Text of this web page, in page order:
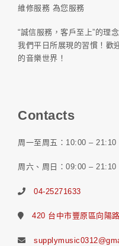
維修服務 為您服務
“誠信服務，客戶至上”的理
我們平日所展現的習慣！歡
的音樂世界！
Contacts
周一至周五：10:00 – 21:10
周六、周日：09:00 – 21:10
04-25271633
420 台中市豐原區向陽